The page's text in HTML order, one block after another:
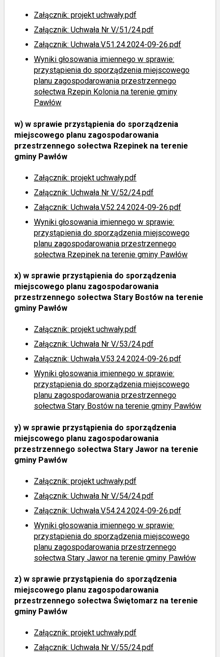
Załącznik: projekt uchwały.pdf
Załącznik: Uchwała Nr V/51/24.pdf
Załącznik: Uchwała.V.51.24.2024-09-26.pdf
Wyniki głosowania imiennego w sprawie:
przystąpienia do sporządzenia miejscowego
planu zagospodarowania przestrzennego
sołectwa Rzepin Kolonia na terenie gminy
Pawłów
w) w sprawie przystąpienia do sporządzenia
miejscowego planu zagospodarowania
przestrzennego sołectwa Rzepinek na terenie
gminy Pawłów
Załącznik: projekt uchwały.pdf
Załącznik: Uchwała Nr V/52/24.pdf
Załącznik: Uchwała.V.52.24.2024-09-26.pdf
Wyniki głosowania imiennego w sprawie:
przystąpienia do sporządzenia miejscowego
planu zagospodarowania przestrzennego
sołectwa Rzepinek na terenie gminy Pawłów
x) w sprawie przystąpienia do sporządzenia
miejscowego planu zagospodarowania
przestrzennego sołectwa Stary Bostów na terenie
gminy Pawłów
Załącznik: projekt uchwały.pdf
Załącznik: Uchwała Nr V/53/24.pdf
Załącznik: Uchwała.V.53.24.2024-09-26.pdf
Wyniki głosowania imiennego w sprawie:
przystąpienia do sporządzenia miejscowego
planu zagospodarowania przestrzennego
sołectwa Stary Bostów na terenie gminy Pawłów
y) w sprawie przystąpienia do sporządzenia
miejscowego planu zagospodarowania
przestrzennego sołectwa Stary Jawor na terenie
gminy Pawłów
Załącznik: projekt uchwały.pdf
Załącznik: Uchwała Nr V/54/24.pdf
Załącznik: Uchwała.V.54.24.2024-09-26.pdf
Wyniki głosowania imiennego w sprawie:
przystąpienia do sporządzenia miejscowego
planu zagospodarowania przestrzennego
sołectwa Stary Jawor na terenie gminy Pawłów
z) w sprawie przystąpienia do sporządzenia
miejscowego planu zagospodarowania
przestrzennego sołectwa Świętomarz na terenie
gminy Pawłów
Załącznik: projekt uchwały.pdf
Załącznik: Uchwała Nr V/55/24.pdf